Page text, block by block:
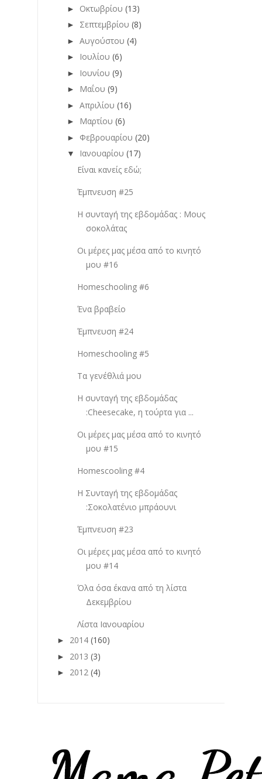
► Οκτωβρίου (13)
► Σεπτεμβρίου (8)
► Αυγούστου (4)
► Ιουλίου (6)
► Ιουνίου (9)
► Μαΐου (9)
► Απριλίου (16)
► Μαρτίου (6)
► Φεβρουαρίου (20)
▼ Ιανουαρίου (17)
Είναι κανείς εδώ;
Έμπνευση #25
Η συνταγή της εβδομάδας : Μους
σοκολάτας
Οι μέρες μας μέσα από το κινητό
μου #16
Homeschooling #6
Ένα βραβείο
Έμπνευση #24
Homeschooling #5
Τα γενέθλιά μου
Η συνταγή της εβδομάδας
:Cheesecake, η τούρτα για ...
Οι μέρες μας μέσα από το κινητό
μου #15
Homescooling #4
Η Συνταγή της εβδομάδας
:Σοκολατένιο μπράουνι
Έμπνευση #23
Οι μέρες μας μέσα από το κινητό
μου #14
Όλα όσα έκανα από τη λίστα
Δεκεμβρίου
Λίστα Ιανουαρίου
► 2014 (160)
► 2013 (3)
► 2012 (4)